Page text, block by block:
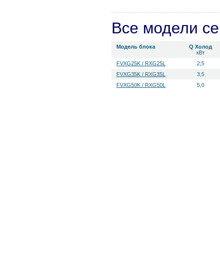
Все модели
Модель блока
Q Холод
кВт
FVXG25K / RXG25L
2,5
FVXG35K / RXG35L
3,5
FVXG50K / RXG50L
5,0